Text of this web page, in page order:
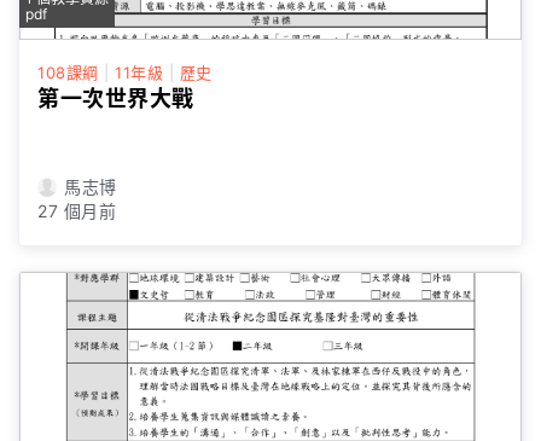
pdf
108課綱 11年級 歷史
第一次世界大戰
馬志博
27 個月前